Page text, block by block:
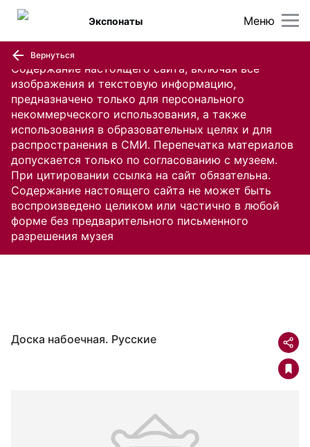
Содержание настоящего сайта, включая все
изображения и текстовую информацию,
предназначено только для персонального
некоммерческого использования, а также
использования в образовательных целях и для
распространения в СМИ. Перепечатка материалов
допускается только по согласованию с музеем.
При цитировании ссылка на сайт обязательна.
Содержание настоящего сайта не может быть
воспроизведено целиком или частично в любой
форме без предварительного письменного
разрешения музея
Меню
Экспонаты
Вернуться
Доска набоечная. Русские